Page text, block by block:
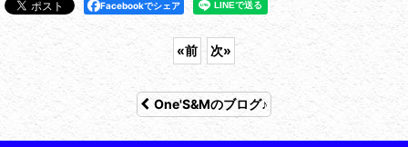
Facebookでシェア
«前 次»
One'S&Mのブログ♪